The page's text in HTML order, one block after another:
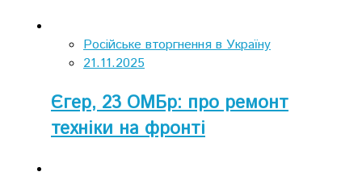
Російське вторгнення в Україну
21.11.2025
Єгер, 23 ОМБр: про ремонт
техніки на фронті